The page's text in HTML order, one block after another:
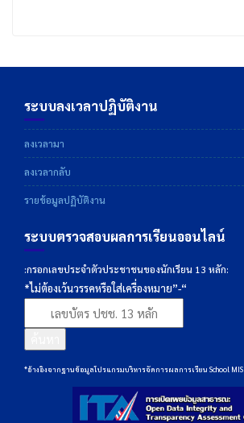
ระบบลงเวลาปฏิบัติงาน
ลงเวลามา
ลงเวลากลับ
รายข้อมูลปฏิบัติงาน
ระบบตรวจสอบผลการเรียนออนไลน์
:กรอกเลขประจำตัวประชาชนของนักเรียน 13 หลัก:
*ไม่ต้องเว้นวรรคหรือใส่เครื่องหมาย”-“
*อ้างอิงจากฐานข้อมูลโปรแกรมบริหารจัดการผลการเรียน School MIS